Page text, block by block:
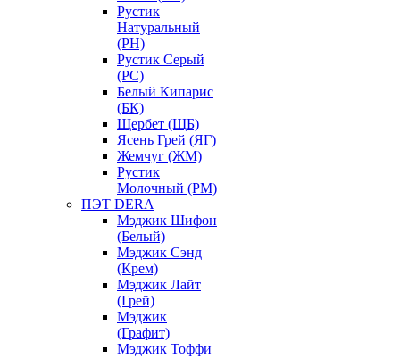
Рустик
Натуральный
(РН)
Рустик Серый
(РС)
Белый Кипарис
(БК)
Щербет (ЩБ)
Ясень Грей (ЯГ)
Жемчуг (ЖМ)
Рустик
Молочный (РМ)
ПЭТ DERA
Мэджик Шифон
(Белый)
Мэджик Сэнд
(Крем)
Мэджик Лайт
(Грей)
Мэджик
(Графит)
Мэджик Тоффи